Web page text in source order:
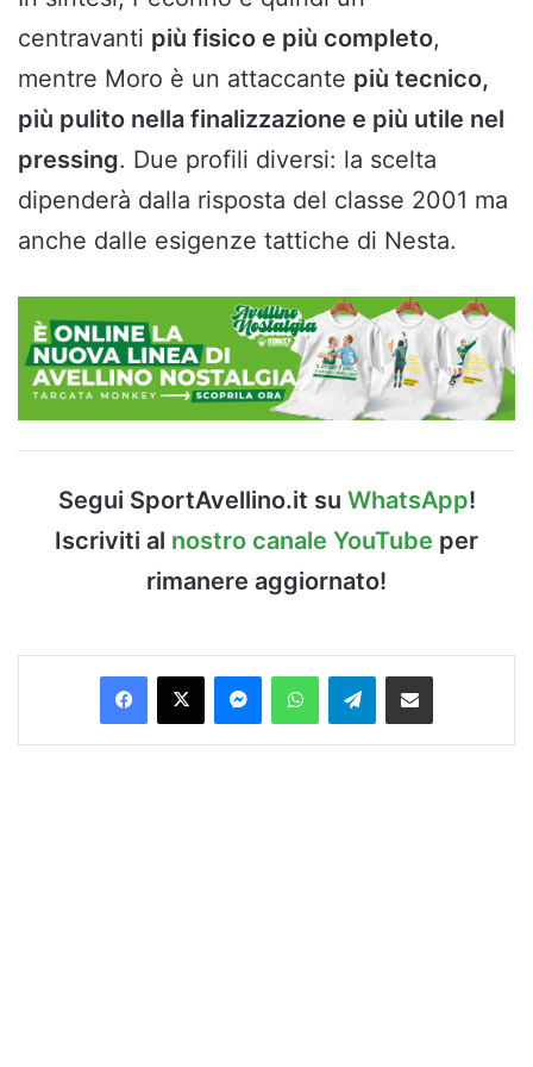
centravanti più fisico e più completo,
mentre Moro è un attaccante più tecnico,
più pulito nella finalizzazione e più utile nel
pressing. Due profili diversi: la scelta
dipenderà dalla risposta del classe 2001 ma
anche dalle esigenze tattiche di Nesta.
Segui SportAvellino.it su WhatsApp!
Iscriviti al nostro canale YouTube per
rimanere aggiornato!
Facebook
X MessengerWhatsAppTelegramCondividi via Email